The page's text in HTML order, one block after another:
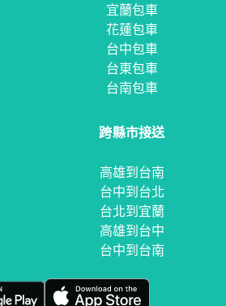
宜蘭包車
花蓮包車
台中包車
台東包車
台南包車
跨縣市接送
高雄到台南
台中到台北
台北到宜蘭
高雄到台中
台中到台南